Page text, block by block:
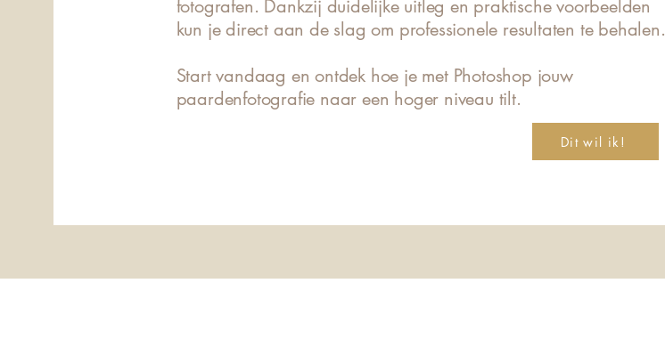
fotografen. Dankzij duidelijke uitleg en praktische voorbeelden
kun je direct aan de slag om professionele resultaten te behalen.
Start vandaag en ontdek hoe je met Photoshop jouw
paardenfotografie naar een hoger niveau tilt.
Dit wil ik!